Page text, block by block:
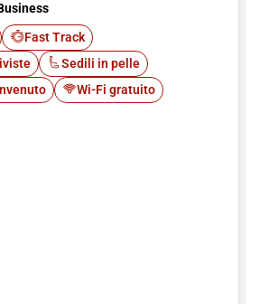
Fast Track
Sedili in pelle
Wi-Fi gratuito